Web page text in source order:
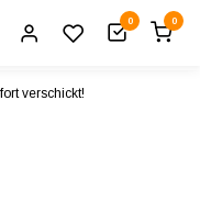
0 0
verschickt!